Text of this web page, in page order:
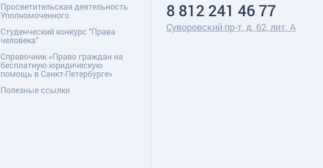
8 812 241 46 77
Суворовский пр-т, д. 62, лит. А
Просветительская деятельность
Уполномоченного
Студенческий конкурс "Права
человека"
Справочник «Право граждан на
бесплатную юридическую
помощь в Санкт-Петербурге»
Полезные ссылки